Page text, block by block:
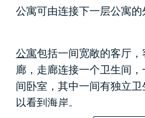
公寓可由连接下一层公寓的
公寓包括一间宽敞的客厅
廊，走廊连接一个卫生间
间卧室，其中一间有独立
以看到海岸。